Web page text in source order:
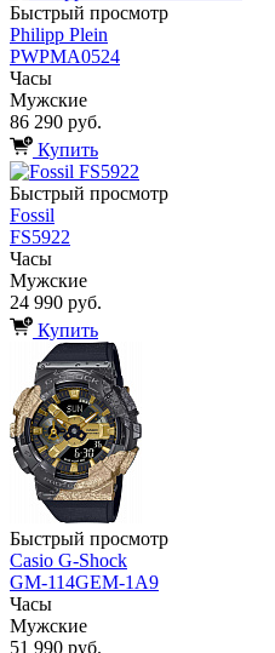
Быстрый просмотр
Philipp Plein
PWPMA0524
Часы
Мужские
86 290 руб.
Купить
Быстрый просмотр
Fossil
FS5922
Часы
Мужские
24 990 руб.
Купить
Быстрый просмотр
Casio G-Shock
GM-114GEM-1A9
Часы
Мужские
51 990 руб.